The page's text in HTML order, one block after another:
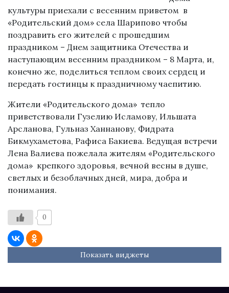
культуры приехали с весенним приветом в
«Родительский дом» села Шарипово чтобы
поздравить его жителей с прошедшим
праздником – Днем защитника Отечества и
наступающим весенним праздником – 8 Марта, и,
конечно же, поделиться теплом своих сердец и
передать гостинцы к праздничному чаепитию.
Жители «Родительского дома» тепло
приветствовали Гузелию Исламову, Ильшата
Арсланова, Гульназ Ханнанову, Фидрата
Бикмухаметова, Рафиса Бакиева. Ведущая встречи
Лена Валиева пожелала жителям «Родительского
дома» крепкого здоровья, вечной весны в душе,
светлых и безоблачных дней, мира, добра и
понимания.
0
Показать виджеты